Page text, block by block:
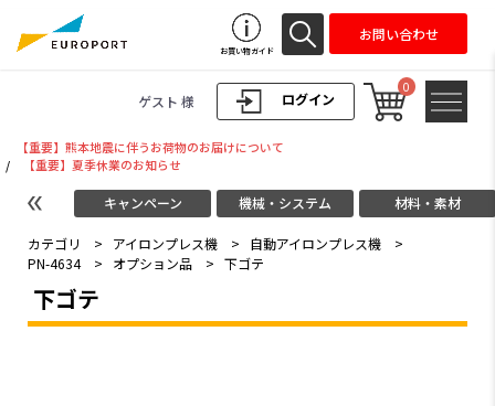
ログイン
ゲスト 様
0
お買い物ガイド
お問い合わせ
【重要】熊本地震に伴うお荷物のお届けについて
/
【重要】夏季休業のお知らせ
キャンペーン 機械・システム 材料・素材
カテゴリ > アイロンプレス機 > 自動アイロンプレス機
>
PN-4634
> オプション品 > 下ゴテ
下ゴテ